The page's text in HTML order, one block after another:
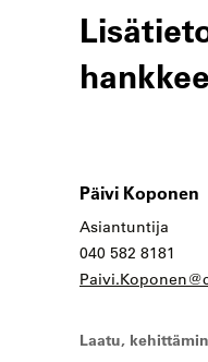
Päivi Koponen
Asiantuntija
040 582 8181
Laatu,